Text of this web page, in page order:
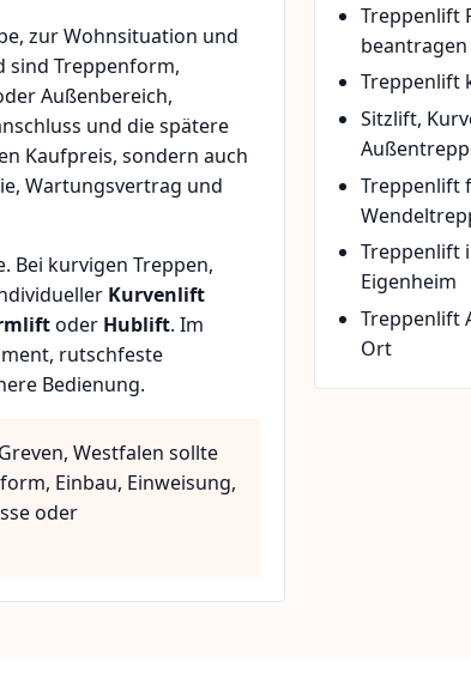
zur Wohnsituation und
sind Treppenform,
Außenbereich,
und die spätere
Kaufpreis, sondern auch
Wartungsvertrag und
Bei kurvigen Treppen,
Kurvenlift
oder Hublift. Im
rutschfeste
Bedienung.
Westfalen sollte
Einbau, Einweisung,
oder
Treppenlift
beantragen
Treppenlift
Sitzlift,
Treppenlift
Treppenlift
Eigenheim
Treppenlift
Ort